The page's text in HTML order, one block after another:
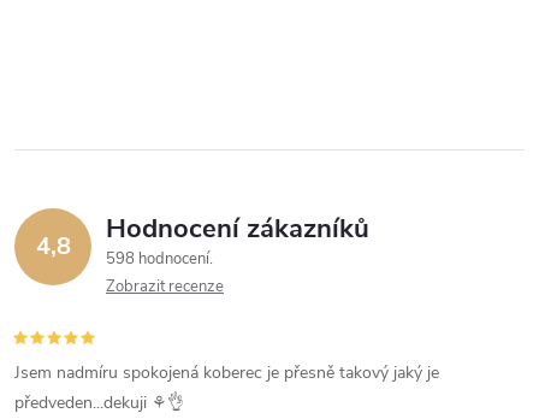
4,8 Hodnocení zákazníků
598 hodnocení
Zobrazit recenze
Jsem nadmíru spokojená koberec je přesně takový jaký je
předveden...dekuji ⚘️👌